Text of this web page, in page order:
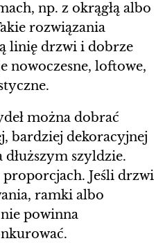
np. z okrągłą albo
rozwiązania
linię drzwi i dobrze
nowoczesne, loftowe,
można dobrać
bardziej dekoracyjnej
szyldzie.
Jeśli drzwi
ramki albo
powinna